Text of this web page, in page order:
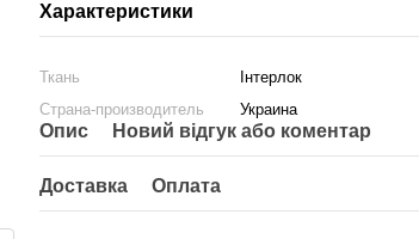
Разом дешевше
Характеристики
Ткань
Інтерлок
Страна-производитель
Украина
Опис Новий відгук або коментар
Доставка Оплата